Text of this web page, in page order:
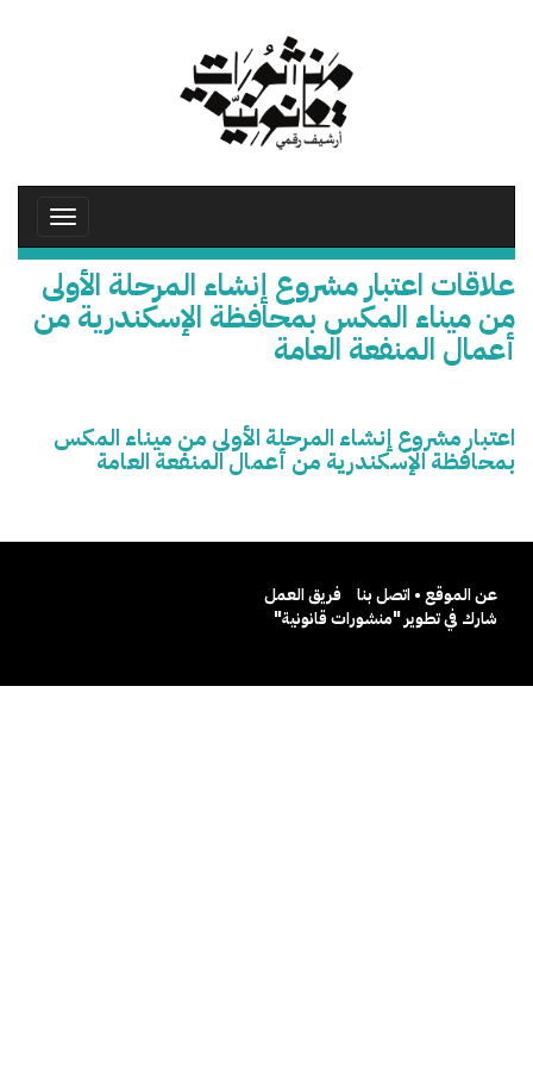
Toggle
علاقات اعتبار مشروع إنشاء المرحلة الأولى
من ميناء المكس بمحافظة الإسكندرية من
أعمال المنفعة العامة
اعتبار مشروع إنشاء المرحلة الأولى من ميناء المكس
بمحافظة الإسكندرية من أعمال المنفعة العامة
عن الموقع • اتصل بنا
فريق العمل
شارك في تطوير "منشورات قانونية"